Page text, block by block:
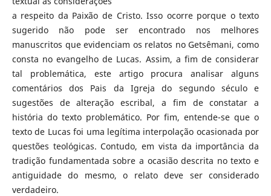
a respeito da Paixão de Cristo. Isso ocorre porque o texto
sugerido não pode ser encontrado nos melhores
manuscritos que evidenciam os relatos no Getsêmani, como
consta no evangelho de Lucas. Assim, a fim de considerar
tal problemática, este artigo procura analisar alguns
comentários dos Pais da Igreja do segundo século e
sugestões de alteração escribal, a fim de constatar a
história do texto problemático. Por fim, entende-se que o
texto de Lucas foi uma legítima interpolação ocasionada por
questões teológicas. Contudo, em vista da importância da
tradição fundamentada sobre a ocasião descrita no texto e
antiguidade do mesmo, o relato deve ser considerado
verdadeiro.